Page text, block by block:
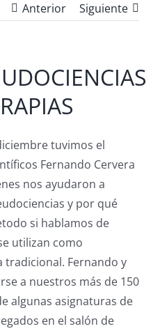
Anterior Siguiente
tuvimos el
Fernando Cervera
nos ayudaron a
y por qué
si hablamos de
utilizan como
tradicional. Fernando y
a nuestros más de 150
algunas asignaturas de
en el salón de